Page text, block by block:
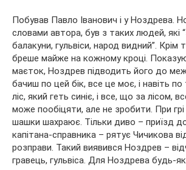
Побував Павло Іванович і у Ноздрева.
словами автора, був з таких людей, які
балакуни, гульвіси, народ видний”. Крім
бреше майже на кожному кроці.
маєток, Ноздрев підводить його до
бачиш по цей бік, все це моє, і навіть по
ліс, який геть синіє, і все, що за лісом,
може пообіцяти, але не зробити. При грі
шашки шахраює. Тільки диво – приїзд
капітана-справника – рятує Чичикова
розправи. Такий виявився Ноздрев –
гравець, гульвіса. Для Ноздрева будь-